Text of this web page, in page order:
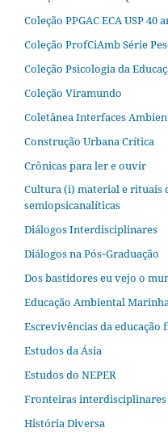
Coleção PPGAC ECA USP 40
Coleção ProfCiAmb Série
Coleção Psicologia da
Coleção Viramundo
Coletânea Interfaces
Construção Urbana Crítica
Crônicas para ler e ouvir
Cultura (i) material e rituais
semiopsicanalíticas
Diálogos Interdisciplinares
Diálogos na Pós‐Graduação
Dos bastidores eu vejo o
Educação Ambiental
Escrevivências da educação
Estudos da Ásia​
Estudos do NEPER
Fronteiras interdisciplinares
História Diversa